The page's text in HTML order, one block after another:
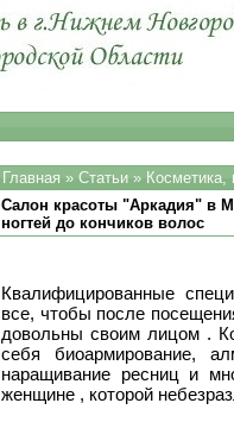
Главная » Статьи »
Салон красоты "Аркадия" в
ногтей до кончиков волос
Квалифицированные
все, чтобы после
довольны своим лицом .
себя биоармирование,
наращивание ресниц и
женщине , которой